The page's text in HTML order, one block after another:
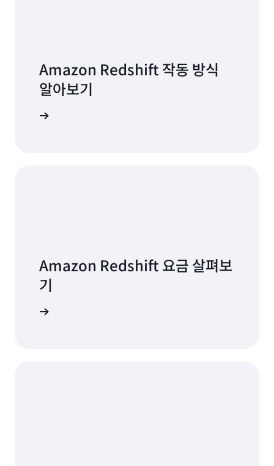
Amazon Redshift 작동 방식
알아보기
Amazon Redshift 요금 살펴보
기